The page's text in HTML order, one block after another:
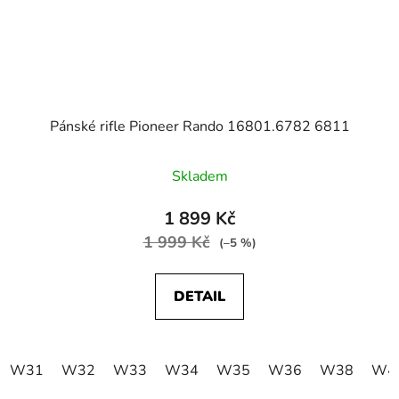
Pánské rifle Pioneer Rando 16801.6782 6811
Skladem
1 899 Kč
1 999 Kč (–5 %)
DETAIL
W31 W32 W33 W34 W35 W36 W38